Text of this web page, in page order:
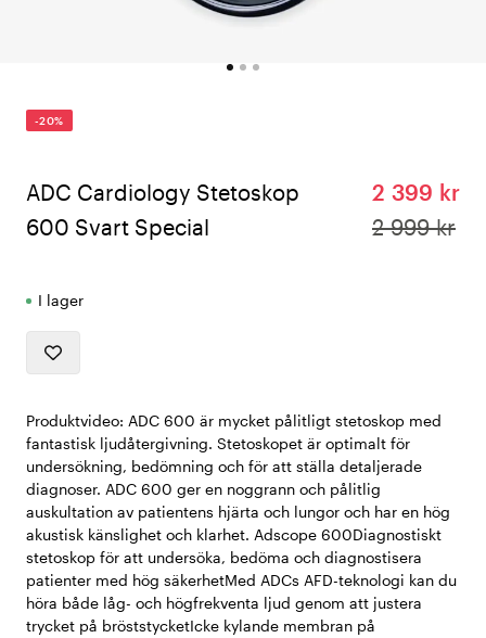
-20%
ADC Cardiology Stetoskop
600 Svart Special
2 399 kr
2 999 kr
I lager
Produktvideo: ADC 600 är mycket pålitligt stetoskop med
fantastisk ljudåtergivning. Stetoskopet är optimalt för
undersökning, bedömning och för att ställa detaljerade
diagnoser. ADC 600 ger en noggrann och pålitlig
auskultation av patientens hjärta och lungor och har en hög
akustisk känslighet och klarhet. Adscope 600Diagnostiskt
stetoskop för att undersöka, bedöma och diagnostisera
patienter med hög säkerhetMed ADCs AFD-teknologi kan du
höra både låg- och högfrekventa ljud genom att justera
trycket på bröststycketIcke kylande membran på